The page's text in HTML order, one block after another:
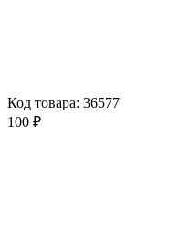
Код товара: 36577
100 ₽